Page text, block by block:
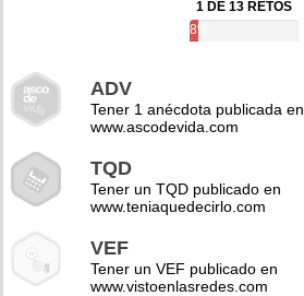
1 DE 13 RETOS
8%
ADV
Tener 1 anécdota publicada en
www.ascodevida.com
TQD
Tener un TQD publicado en
www.teniaquedecirlo.com
VEF
Tener un VEF publicado en
www.vistoenlasredes.com